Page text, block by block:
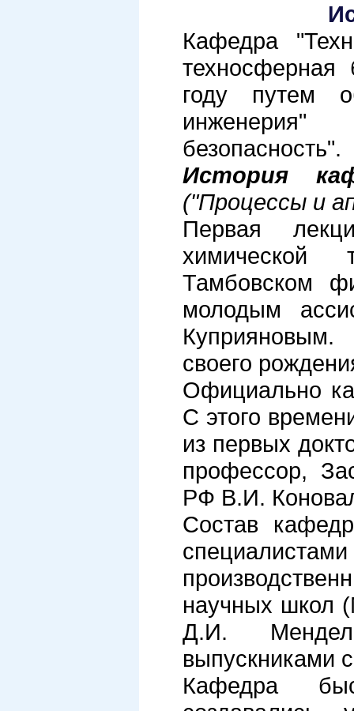
Кафедра
техносферная
году путем
безопасность".
История
("Процессы и
Первая
химической
Тамбовском
молодым
своего
Официально
С этого
из первых
профессор,
РФ В.И.
Состав
научных
Д.И.
выпускниками
Кафедра